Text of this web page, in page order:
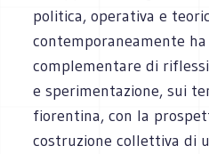
politica, operativa e
contemporaneamente
complementare di
e sperimentazione, sui
fiorentina, con la
costruzione collettiva di